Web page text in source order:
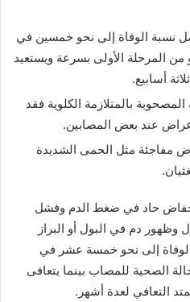
نسبة الوفاة إلى نحو خمسين في
من المرحلة الأولى بسرعة ويستعيد
أسابيع.
بالمتلازمة الكلوية فقد
عند بعض المصابين.
مفاجئة مثل الحمى الشديدة
حاد في ضغط الدم وفشل
وظهور دم في البول أو البراز
إلى نحو خمسة عشر في
الصحية للمصاب بينما يتعافى
التعافي لعدة أشهر.